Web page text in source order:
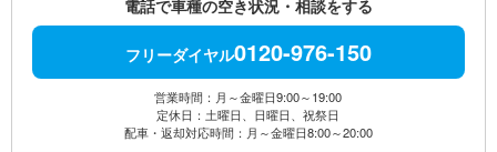
が、途中で工期が伸びたので延長になりましたが、返却が車検日
ギリギリで返せて良かったです。途中のお乗換のご対応をご提案
頂いておりましたが、面倒なことがなくて良かったです。（三ノ
宮、建築設備）
車が急に故障してしまい、修理に30万円くらいかかると言われた
ので、長年愛用して大事に乗っていた愛車を買い換えることにし
たのですが、ディーラーさんから紹介されたレンタカーが、1日
電話で車種の空き状況・相談をする
フリーダイヤル0120-976-150
営業時間：月～金曜日9:00～19:00
定休日：土曜日、日曜日、祝祭日
配車・返却対応時間：月～金曜日8:00～20:00